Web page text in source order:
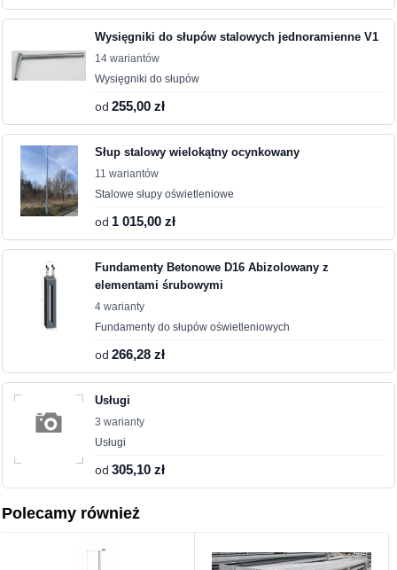
Wysięgniki do słupów stalowych jednoramienne V1
14 wariantów
Wysięgniki do słupów
od255,00 zł
Słup stalowy wielokątny ocynkowany
11 wariantów
Stalowe słupy oświetleniowe
od 1 015,00 zł
Fundamenty Betonowe D16 Abizolowany z
elementami śrubowymi
4 warianty
Fundamenty do słupów oświetleniowych
od266,28 zł
Usługi
3 warianty
Usługi
od305,10 zł
Polecamy również